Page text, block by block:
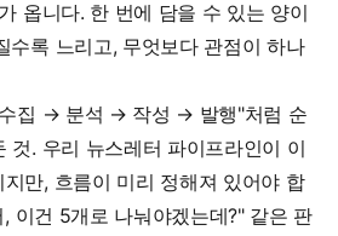
옵니다. 한 번에 담을 수 있는 양이
수록 느리고, 무엇보다 관점이 하나
집 → 분석 → 작성 → 발행"처럼 순
것. 우리 뉴스레터 파이프라인이 이
지만, 흐름이 미리 정해져 있어야 합
이건 5개로 나눠야겠는데?" 같은 판